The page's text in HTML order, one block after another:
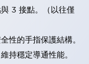
3 接點。（以往僅
性的手指保護結構。
持穩定導通性能。